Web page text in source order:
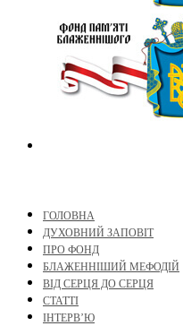
ГОЛОВНА
ДУХОВНИЙ ЗАПОВІТ
ПРО ФОНД
БЛАЖЕННІШИЙ МЕФОДІЙ
ВІД СЕРЦЯ ДО СЕРЦЯ
СТАТТІ
ІНТЕРВ’Ю